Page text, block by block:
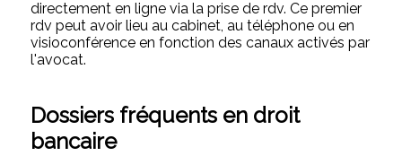
directement en ligne via la prise de rdv. Ce premier
rdv peut avoir lieu au cabinet, au téléphone ou en
visioconférence en fonction des canaux activés par
l'avocat.
Dossiers fréquents en droit
bancaire